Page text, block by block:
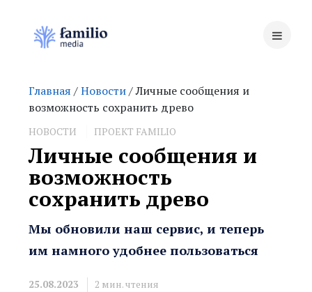
Главная /Новости/ Личные сообщения и
возможность сохранить древо
НОВОСТИ ПРОЕКТ FAMILIO
Личные сообщения и
возможность
сохранить древо
Мы обновили наш сервис, и теперь
им намного удобнее пользоваться
25.08.2023 2 мин. чтения